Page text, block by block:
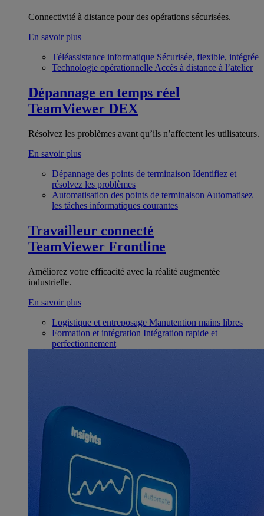
Connectivité à distance pour des opérations sécurisées.
En savoir plus
Téléassistance informatique Sécurisée, flexible, intégrée
Technologie opérationnelle Accès à distance à l’atelier
Dépannage en temps réel
TeamViewer DEX
Résolvez les problèmes avant qu’ils n’affectent les utilisateurs.
En savoir plus
Dépannage des points de terminaison Identifiez et
résolvez les problèmes
Automatisation des points de terminaison Automatisez
les tâches informatiques courantes
Travailleur connecté
TeamViewer Frontline
Améliorez votre efficacité avec la réalité augmentée
industrielle.
En savoir plus
Logistique et entreposage Manutention mains libres
Formation et intégration Intégration rapide et
perfectionnement